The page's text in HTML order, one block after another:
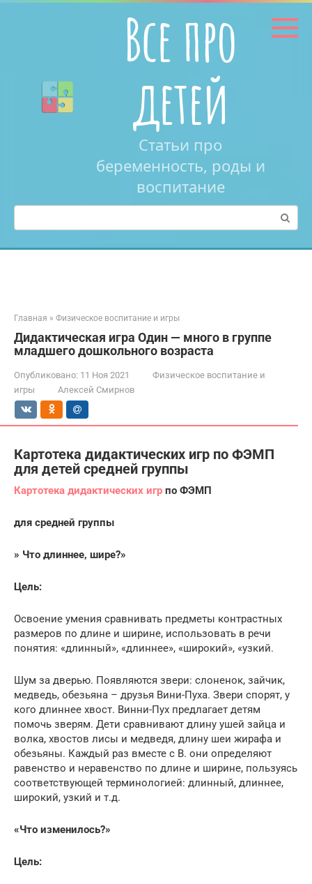
Перейти
Все про
детей
Статьи про
беременность, роды и
воспитание
Поиск:
Главная » Физическое воспитание и игры
Дидактическая игра Один — много в группе
младшего дошкольного возраста
Опубликовано: 11 Ноя 2021
Физическое воспитание и
игры
Алексей Смирнов
Картотека дидактических игр по ФЭМП
для детей средней группы
Картотека дидактических игр по ФЭМП
для средней группы
» Что длиннее, шире?»
Цель:
Освоение умения сравнивать предметы контрастных
размеров по длине и ширине, использовать в речи
понятия: «длинный», «длиннее», «широкий», «узкий.
Шум за дверью. Появляются звери: слоненок, зайчик,
медведь, обезьяна – друзья Вини-Пуха. Звери спорят, у
кого длиннее хвост. Винни-Пух предлагает детям
помочь зверям. Дети сравнивают длину ушей зайца и
волка, хвостов лисы и медведя, длину шеи жирафа и
обезьяны. Каждый раз вместе с В. они определяют
равенство и неравенство по длине и ширине, пользуясь
соответствующей терминологией: длинный, длиннее,
широкий, узкий и т.д.
«Что изменилось?»
Цель: